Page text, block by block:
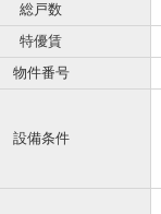
総戸数
特優賃
物件番号
設備条件